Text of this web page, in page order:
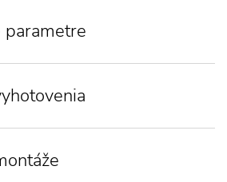
parametre